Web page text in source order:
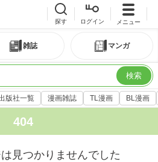
探す ログイン メニュー
雑誌 マンガ
検索
版社一覧 漫画雑誌 TL漫画 BL漫画
404
見つかりませんでした